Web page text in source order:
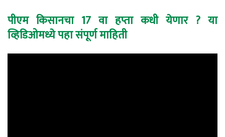
पीएम किसानचा 17 वा हप्ता कधी येणार ? या
व्हिडिओमध्ये पहा संपूर्ण माहिती